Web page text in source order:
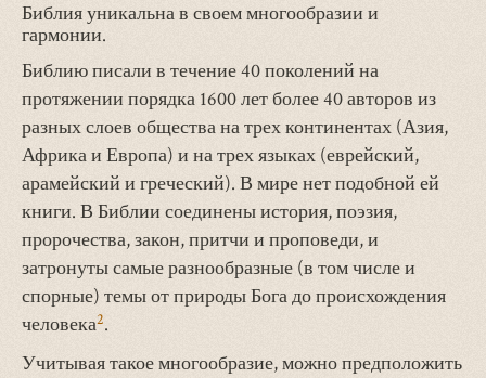
Библия уникальна в своем многообразии и
гармонии.
Библию писали в течение 40 поколений на
протяжении порядка 1600 лет более 40 авторов из
разных слоев общества на трех континентах (Азия,
Африка и Европа) и на трех языках (еврейский,
арамейский и греческий). В мире нет подобной ей
книги. В Библии соединены история, поэзия,
пророчества, закон, притчи и проповеди, и
затронуты самые разнообразные (в том числе и
спорные) темы от природы Бога до происхождения
человека2.
Учитывая такое многообразие, можно предположить